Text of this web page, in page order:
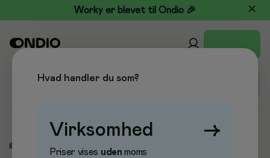
Worky er blevet til Ondio 🎉
Hvad handler du som?
Virksomhed →
Priser vises uden moms